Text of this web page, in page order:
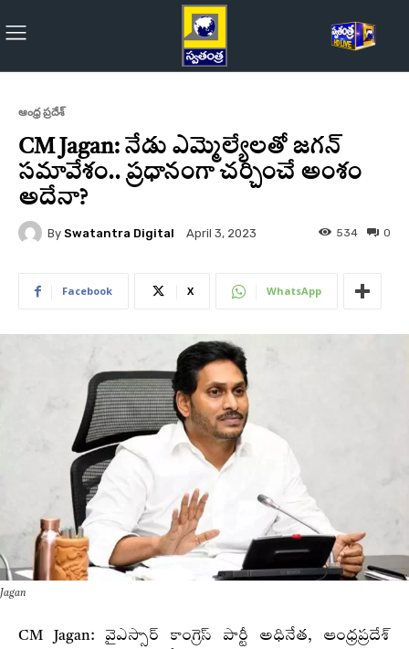
ఆంధ్ర ప్రదేశ్
CM Jagan: నేడు ఎమ్మెల్యేలతో జగన్‌
సమావేశం.. ప్రధానంగా చర్చించే అంశం
అదేనా?
By Swatantra Digital April 3, 2023 0
534
Facebook X WhatsApp
Jagan
CM Jagan: వైఎస్సార్‌ కాంగ్రెస్‌ పార్టీ అధినేత, ఆంధ్రప్రదేశ్‌